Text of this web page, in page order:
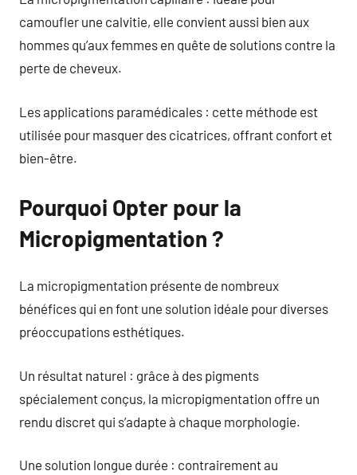
camoufler une calvitie, elle convient aussi bien aux
hommes qu’aux femmes en quête de solutions contre la
perte de cheveux.
Les applications paramédicales : cette méthode est
utilisée pour masquer des cicatrices, offrant confort et
bien-être.
Pourquoi Opter pour la
Micropigmentation ?
La micropigmentation présente de nombreux
bénéfices qui en font une solution idéale pour diverses
préoccupations esthétiques.
Un résultat naturel : grâce à des pigments
spécialement conçus, la micropigmentation offre un
rendu discret qui s’adapte à chaque morphologie.
Une solution longue durée : contrairement au